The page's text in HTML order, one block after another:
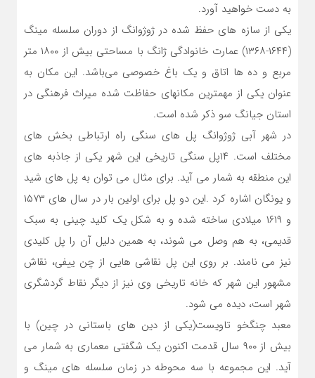
به دست خواهید آورد.
یکی از سازه های حفظ شده در ژوژوانگ از دوران سلسله مینگ
(۱۶۴۴-۱۳۶۸) عمارت خانوادگی ژانگ با مساحتی بیش از ۱۸۰۰ متر
مربع و ده ها اتاق و یک باغ خصوصی می‌باشد. این مکان به
عنوان یکی از مهمترین مکانهای حفاظت شده میراث فرهنگی در
استان جیانگ سو ذکر شده است.
در شهر آبی ژوژوانگ پل های سنگی راه ارتباطی بخش های
مختلف است. ۱۴پل سنگی تاریخی این شهر یکی از جاذبه های
این منطقه به شمار می آید. برای مثال می توان به پل های شید
و یونگان اشاره کرد .این دو پل برای اولین بار در سال های ۱۵۷۳
و ۱۶۱۹ میلادی ساخته شده و به شکل یک کلید چینی به سبک
قدیمی، به هم وصل می شوند، به همین دلیل آن را پل کلیدی
نیز می نامند. بر روی این پل نقاشی هایی از چن ییفی، نقاش
مشهور این شهر که خانه تاریخی وی نیز از دیگر نقاط گردشگری
شهر است، دیده می شود.
معبد چنگخو تاویست(یکی از دین های باستانی در چین) با
بیش از ۹۰۰ سال قدمت اکنون یک شگفتی معماری به شمار می
آید. این مجموعه با سه محوطه در زمان سلسله های مینگ و